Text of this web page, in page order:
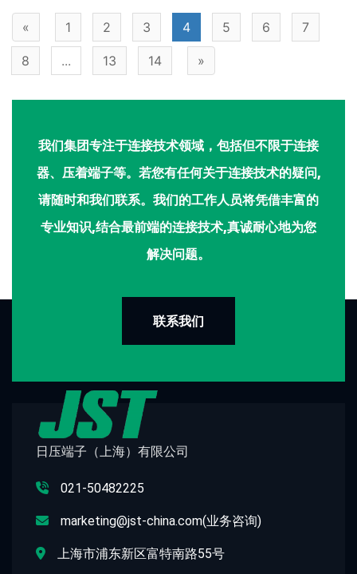
« 1 2 3 4 5 6 7
8 ... 13 14 »
我们集团专注于连接技术领域，包括但不限于连接
器、压着端子等。若您有任何关于连接技术的疑问,
请随时和我们联系。我们的工作人员将凭借丰富的
专业知识,结合最前端的连接技术,真诚耐心地为您
解决问题。
联系我们
日压端子（上海）有限公司
021-50482225
marketing@jst-china.com(业务咨询)
上海市浦东新区富特南路55号